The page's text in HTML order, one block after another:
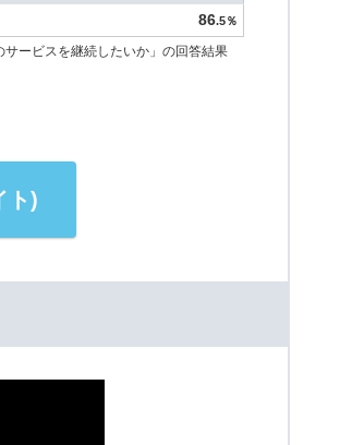
86.5％
ービスを継続したいか」の回答結果
ト)